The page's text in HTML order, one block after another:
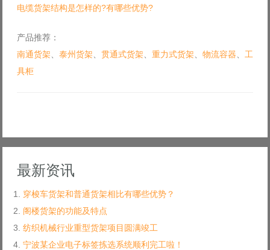
电缆货架结构是怎样的?有哪些优势?
产品推荐：
南通货架
泰州货架 贯通式货架 重力式货架 物流容器
工
具柜
最新资讯
穿梭车货架和普通货架相比有哪些优势？
阁楼货架的功能及特点
纺织机械行业重型货架项目圆满竣工
宁波某企业电子标签拣选系统顺利完工啦！